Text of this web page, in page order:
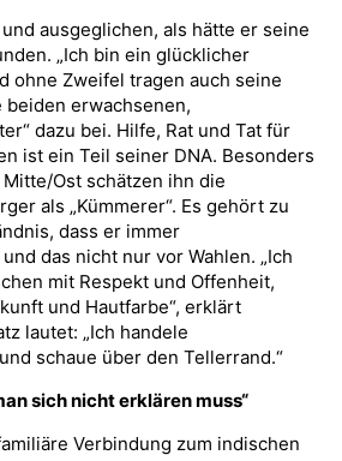
ausgeglichen, als hätte er seine
„Ich bin ein glücklicher
ohne Zweifel tragen auch seine
beiden erwachsenen,
dazu bei. Hilfe, Rat und Tat für
ist ein Teil seiner DNA. Besonders
Ost schätzen ihn die
als „Kümmerer“. Es gehört zu
dass er immer
das nicht nur vor Wahlen. „Ich
mit Respekt und Offenheit,
und Hautfarbe“, erklärt
lautet: „Ich handele
schaue über den Tellerrand.“
sich nicht erklären muss“
Verbindung zum indischen